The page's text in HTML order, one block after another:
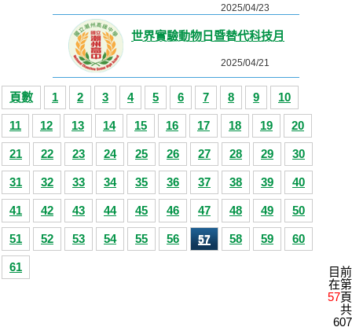
2025/04/23
世界實驗動物日暨替代科技月
2025/04/21
頁數 1 2 3 4 5 6 7 8 9 10
11 12 13 14 15 16 17 18 19 20
21 22 23 24 25 26 27 28 29 30
31 32 33 34 35 36 37 38 39 40
41 42 43 44 45 46 47 48 49 50
51 52 53 54 55 56 57 58 59 60
61
目前
在第
57頁
共
607